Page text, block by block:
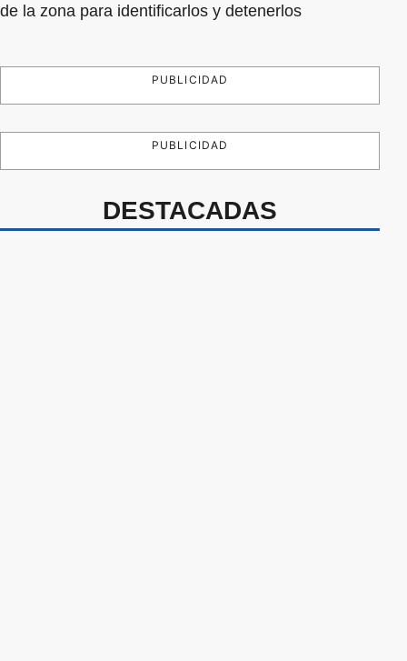
de la zona para identificarlos y detenerlos
PUBLICIDAD
PUBLICIDAD
DESTACADAS